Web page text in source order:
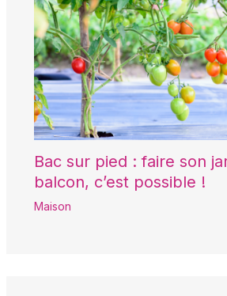
Bac sur pied : faire son
balcon, c’est possible !
Maison